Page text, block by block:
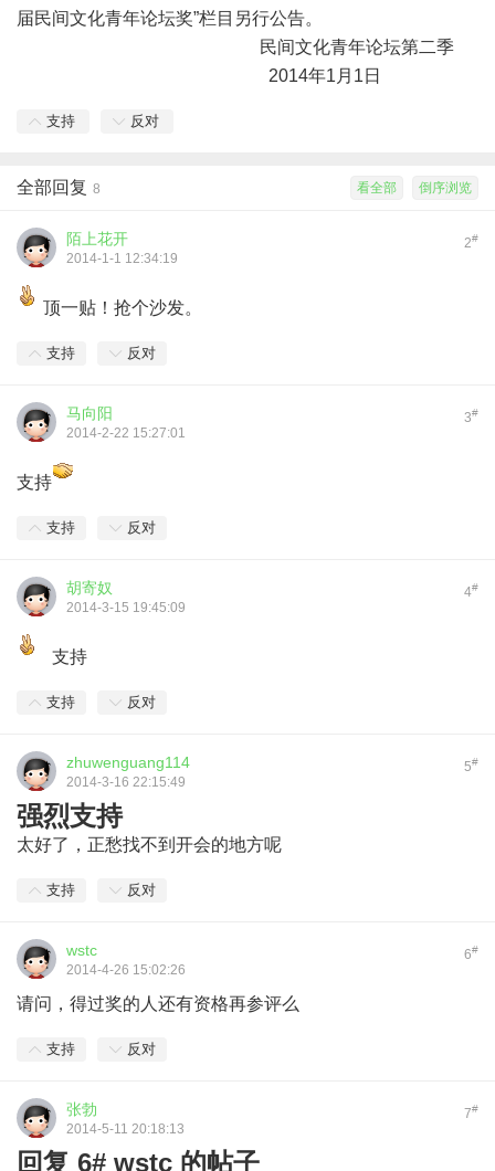
届民间文化青年论坛奖”栏目另行公告。
民间文化青年论坛第二季
2014年1月1日
支持 反对
倒序浏览
看全部
全部回复 8
2#
陌上花开
2014-1-1 12:34:19
顶一贴！抢个沙发。
支持 反对
3#
马向阳
2014-2-22 15:27:01
支持
支持 反对
4#
胡寄奴
2014-3-15 19:45:09
支持
支持 反对
5#
zhuwenguang114
2014-3-16 22:15:49
强烈支持
太好了，正愁找不到开会的地方呢
支持 反对
6#
wstc
2014-4-26 15:02:26
请问，得过奖的人还有资格再参评么
支持 反对
7#
张勃
2014-5-11 20:18:13
回复 6# wstc 的帖子